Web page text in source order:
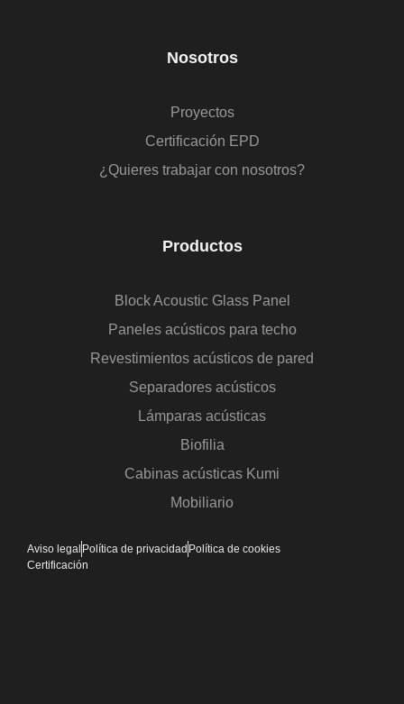
Nosotros
Proyectos
Certificación EPD
¿Quieres trabajar con nosotros?
Productos
Block Acoustic Glass Panel
Paneles acústicos para techo
Revestimientos acústicos de pared
Separadores acústicos
Lámparas acústicas
Biofilia
Cabinas acústicas Kumi
Mobiliario
Aviso legal Política de privacidad Política de cookies
Certificación